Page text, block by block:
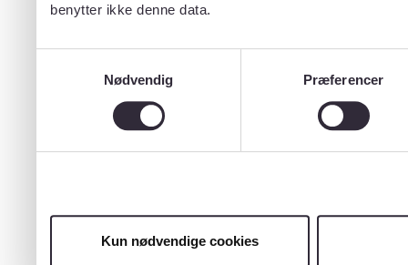
benytter ikke denne data.
Nødvendig
Præferencer
Kun nødvendige cookies